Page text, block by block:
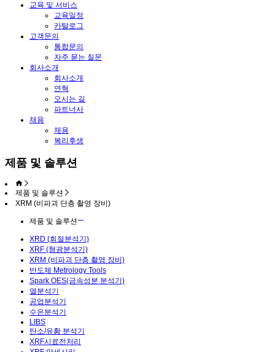
교육 및 서비스
교육일정
카탈로그
고객문의
통합문의
자주 묻는 질문
회사소개
회사소개
연혁
오시는 길
파트너사
채용
채용
복리후생
제품 및 솔루션
제품 및 솔루션
XRM (비파괴 단층 촬영 장비)
제품 및 솔루션
XRD (회절분석기)
XRF (형광분석기)
XRM (비파괴 단층 촬영 장비)
반도체 Metrology Tools
Spark OES(금속성분 분석기)
열분석기
공업분석기
수은분석기
LIBS
탄소/유황 분석기
XRF시료전처리